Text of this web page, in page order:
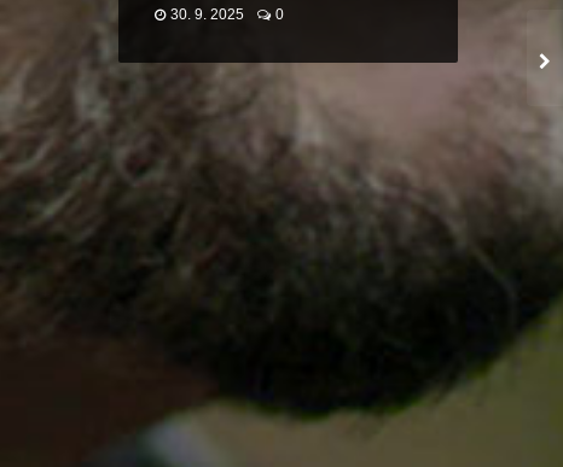
DAVID GUETTA MIAMI ULTRA MUSIC FESTIVAL 2017
30. 9. 2025 0